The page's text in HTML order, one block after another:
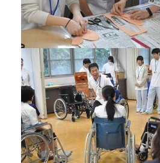
【お電話でお問合
☎ 095-
受付時間：午前9時〜